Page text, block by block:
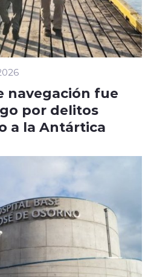
navegación fue
por delitos
a la Antártica